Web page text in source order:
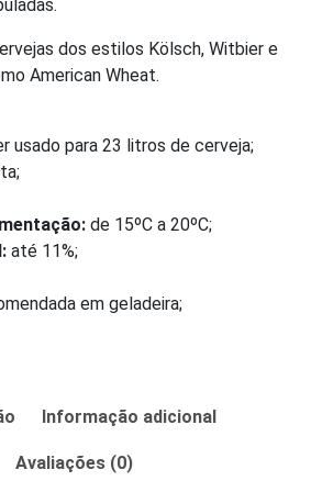
dos estilos Kölsch, Witbier e
American Wheat.
usado para 23 litros de cerveja;
de 15ºC a 20ºC;
até 11%;
em geladeira;
Informação adicional
Avaliações (0)